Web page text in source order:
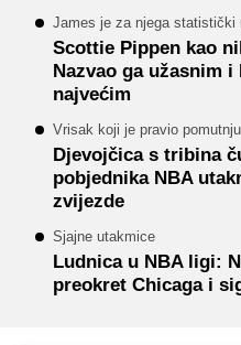
James je za njega statistički
Scottie Pippen kao
Nazvao ga užasnim
najvećim
Vrisak koji je pravio
Djevojčica s tribina
pobjednika NBA
zvijezde
Sjajne utakmice
Ludnica u NBA ligi:
preokret Chicaga i